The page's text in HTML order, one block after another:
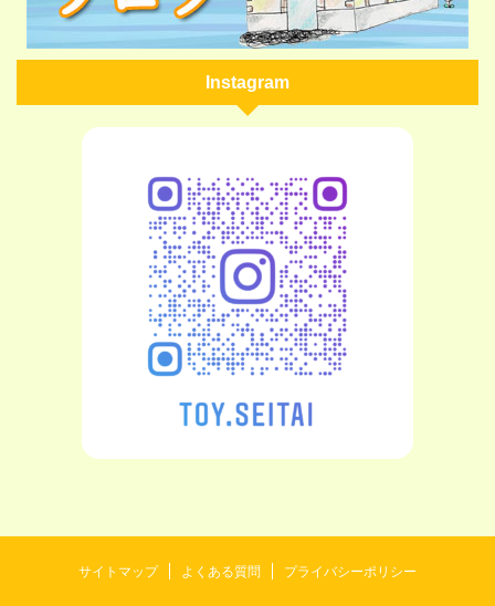
Instagram
サイトマップ よくある質問 プライバシーポリシー